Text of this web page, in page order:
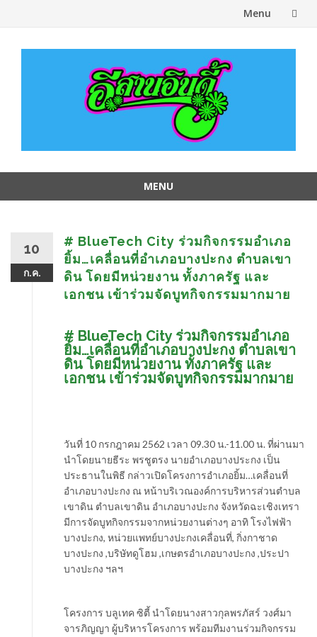
Menu
MENU
10
ก.ค.
# BlueTech City ร่วมกิจกรรมอำเภอ
ยิ้ม…เคลื่อนที่อำเภอบางปะกง ตำบลเขา
ดิน โดยมีหน่วยงาน ทั้งภาครัฐ และ
เอกชน เข้าร่วมจัดบูทกิจกรรมมากมาย
# BlueTech City ร่วมกิจกรรมอำเภอ
ยิ้ม…เคลื่อนที่อำเภอบางปะกง ตำบลเขา
ดิน โดยมีหน่วยงาน ทั้งภาครัฐ และ
เอกชน เข้าร่วมจัดบูทกิจกรรมมากมาย
วันที่ 10 กรกฎาคม 2562 เวลา 09.30 น.-11.00 น. ที่ผ่านมา
นำโดยนายธีระ พรชูตรง นายอำเภอบางประกง เป็น
ประธานในพิธี กล่าวเปิดโครงการอำเภอยิ้ม…เคลื่อนที่
อำเภอ​บางปะกง​ ณ หน้าบริเวณองค์การบริหารส่วนตำบล
เขาดิน ตำบลเขาดิน อำเภอบางปะกง จังหวัดฉะเชิงเทรา
มีการจัดบูทกิจกรรมจากหน่วยงานต่างๆ อาทิ โรงไฟฟ้า
บางปะกง, หน่วยแพทย์บางปะกงเคลื่อนที่, กิ่งกาชาด
บางปะกง ,บริษัทดูโฮม ,เกษตรอำเภอบางปะกง ,ประปา
บางปะกง ฯลฯ
โครงการ บลูเทค​ ซิตี้​ นำโดยนางสาวกุลพรภัส​ร์​ วงศ์​มา​
จารภิญญา​ ผู้บริหาร​โครงการ​ พร้อมทีมงานร่วมกิจกรรม